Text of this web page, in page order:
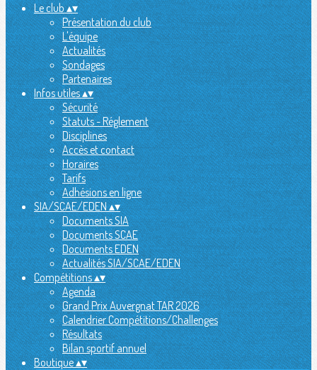
Le club▴▾
Présentation du club
L'équipe
Actualités
Sondages
Partenaires
Infos utiles▴▾
Sécurité
Statuts - Réglement
Disciplines
Accès et contact
Horaires
Tarifs
Adhésions en ligne
SIA/SCAE/EDEN▴▾
Documents SIA
Documents SCAE
Documents EDEN
Actualités SIA/SCAE/EDEN
Compétitions▴▾
Agenda
Grand Prix Auvergnat TAR 2026
Calendrier Compétitions/Challenges
Résultats
Bilan sportif annuel
Boutique▴▾